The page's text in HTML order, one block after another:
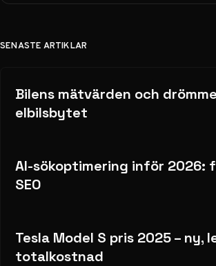
SENASTE ARTIKLAR
Bilens mätvärden och
elbilsbytet
AI-sökoptimering inför 2026:
SEO
Tesla Model S pris 2025 – ny,
totalkostnad